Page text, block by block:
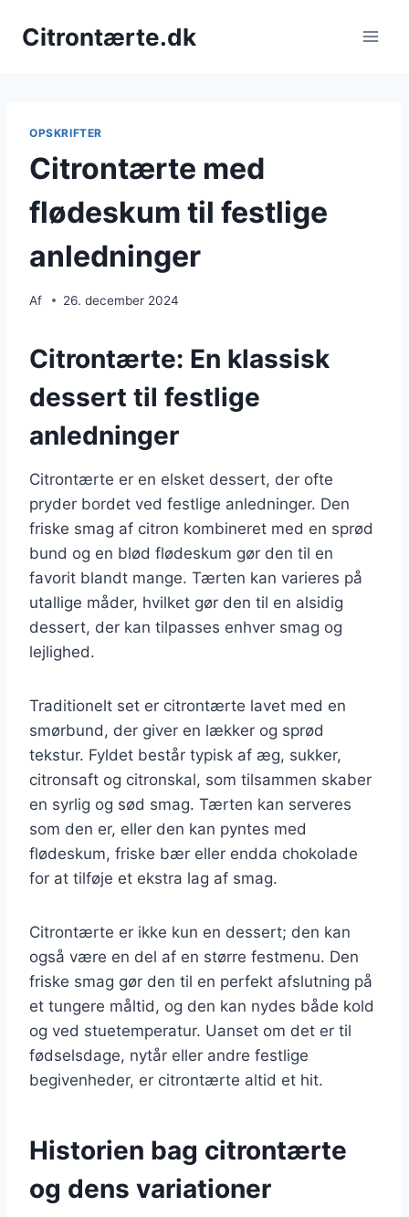
Citrontærte.dk
OPSKRIFTER
Citrontærte med
flødeskum til festlige
anledninger
Af 26. december 2024
Citrontærte: En klassisk
dessert til festlige
anledninger
Citrontærte er en elsket dessert, der ofte
pryder bordet ved festlige anledninger. Den
friske smag af citron kombineret med en sprød
bund og en blød flødeskum gør den til en
favorit blandt mange. Tærten kan varieres på
utallige måder, hvilket gør den til en alsidig
dessert, der kan tilpasses enhver smag og
lejlighed.
Traditionelt set er citrontærte lavet med en
smørbund, der giver en lækker og sprød
tekstur. Fyldet består typisk af æg, sukker,
citronsaft og citronskal, som tilsammen skaber
en syrlig og sød smag. Tærten kan serveres
som den er, eller den kan pyntes med
flødeskum, friske bær eller endda chokolade
for at tilføje et ekstra lag af smag.
Citrontærte er ikke kun en dessert; den kan
også være en del af en større festmenu. Den
friske smag gør den til en perfekt afslutning på
et tungere måltid, og den kan nydes både kold
og ved stuetemperatur. Uanset om det er til
fødselsdage, nytår eller andre festlige
begivenheder, er citrontærte altid et hit.
Historien bag citrontærte
og dens variationer